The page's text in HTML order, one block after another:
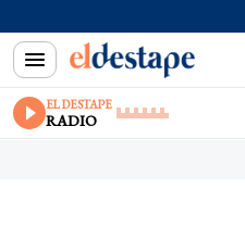
EL DESTAPE
RADIO